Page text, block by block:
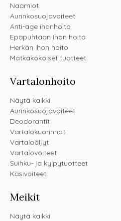
Naamiot
Aurinkosuojavoiteet
Anti-age ihonhoito
Epäpuhtaan ihon hoito
Herkän ihon hoito
Matkakokoiset tuotteet
Vartalonhoito
Näytä kaikki
Aurinkosuojavoiteet
Deodorantit
Vartalokuorinnat
Vartaloöljyt
Vartalovoiteet
Suihku- ja kylpytuotteet
Käsivoiteet
Meikit
Näytä kaikki